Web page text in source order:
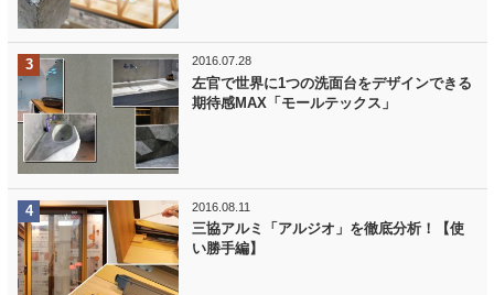
2016.07.28
左官で世界に1つの洗面台をデザインできる
期待感MAX「モールテックス」
2016.08.11
三協アルミ「アルジオ」を徹底分析！【使
い勝手編】